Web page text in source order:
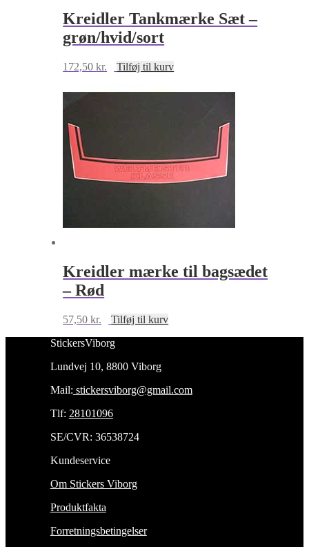
Kreidler Tankmærke Sæt –
grøn/hvid/sort
172,50kr. Tilføj til kurv
Kreidler mærke til bagsædet
– Rød
57,50kr.
Tilføj til kurv
StickersViborg
Lundvej 10, 8800 Viborg
Mail: stickersviborg@gmail.com
Tlf: 28101096
SE/CVR: 36538724
Kundeservice
Om Stickers Viborg
Produktfakta
Forretningsbetingelser